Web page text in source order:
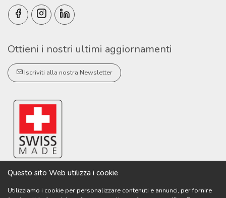
Ottieni i nostri ultimi aggiornamenti
Iscriviti alla nostra Newsletter
Questo sito Web utilizza i cookie
Utilizziamo i cookie per personalizzare contenuti e annunci, per fornire